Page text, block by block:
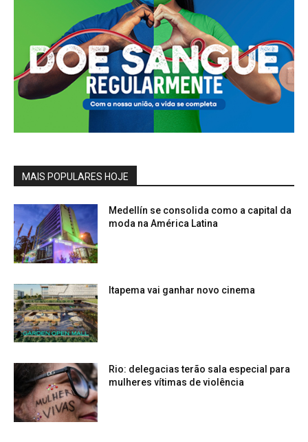
MAIS POPULARES HOJE
Medellín se consolida como a capital da
moda na América Latina
Itapema vai ganhar novo cinema
Rio: delegacias terão sala especial para
mulheres vítimas de violência